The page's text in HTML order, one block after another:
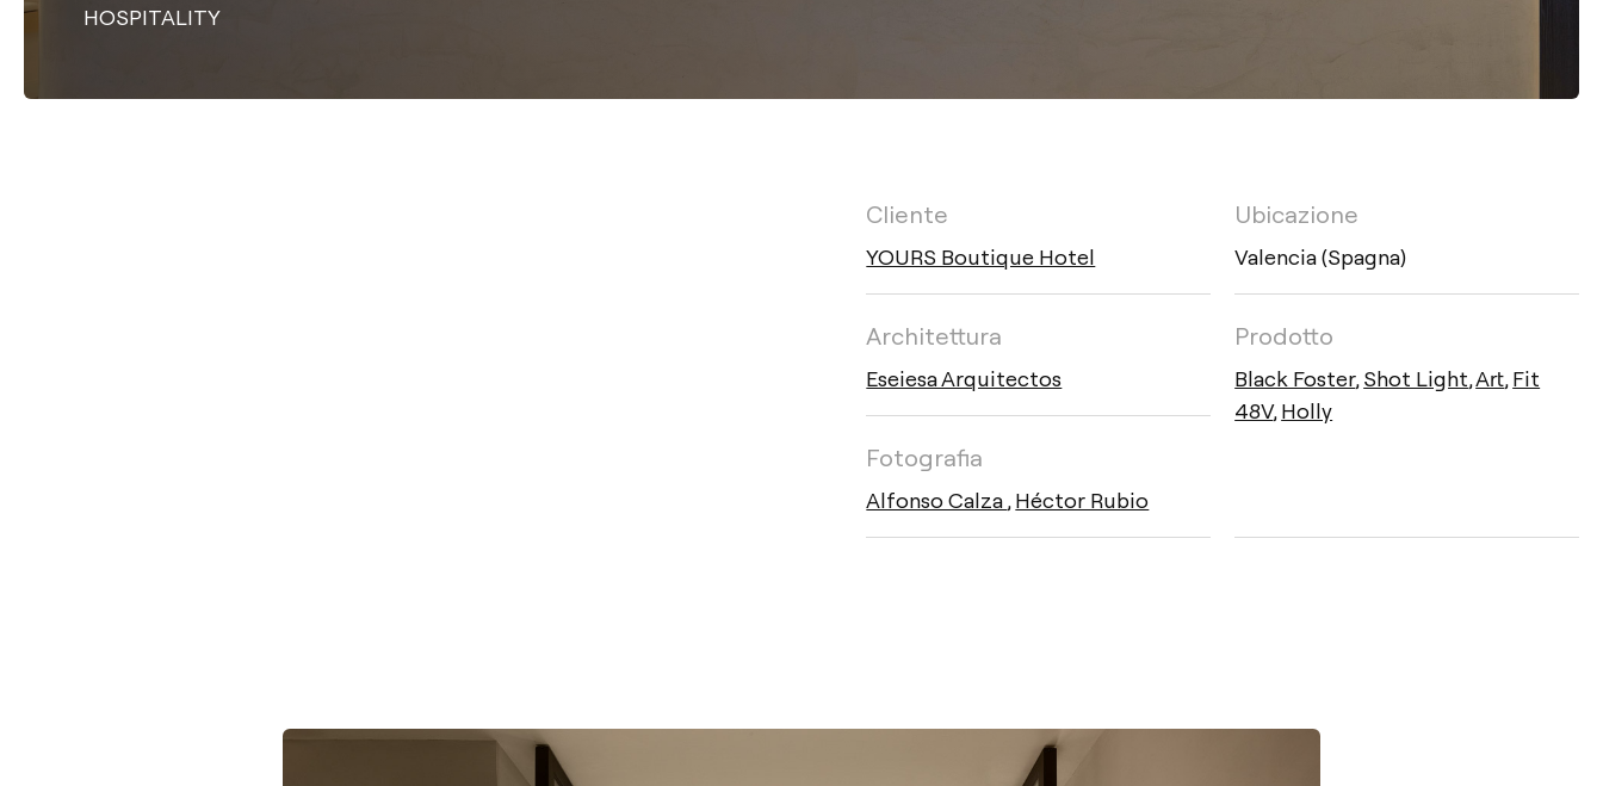
HOSPITALITY
Cliente
YOURS Boutique Hotel
Ubicazione
Valencia (Spagna)
Architettura
Eseiesa Arquitectos
Fotografia
Alfonso Calza,Héctor Rubio
Prodotto
Black Foster,Shot Light,Art,Fit
48V,Holly